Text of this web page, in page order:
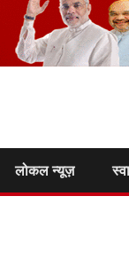
लोकल न्यूज़